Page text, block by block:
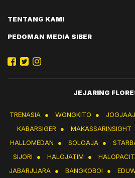
TENTANG KAMI
PEDOMAN MEDIA SIBER
JEJARING
TRENASIA ● WONGKITO ●
KABARSIGER
● MAKASSARINSIGHT
HALLOMEDAN
● SOLOAJA ●
SIJORI
● HALOJATIM ●
JABARJUARA ● BANGKOBOI ●